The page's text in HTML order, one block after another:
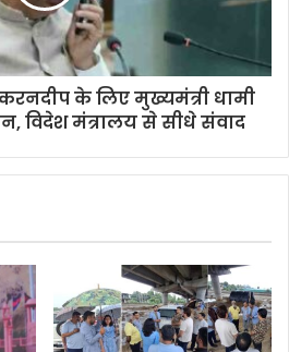
के लिए मुख्यमंत्री धामी
विदेश मंत्रालय से सीधे संवाद